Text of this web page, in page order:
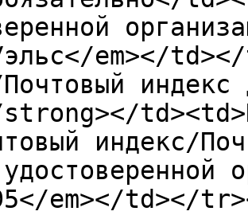
em></
индекс
strong></
индекс/
em></td></